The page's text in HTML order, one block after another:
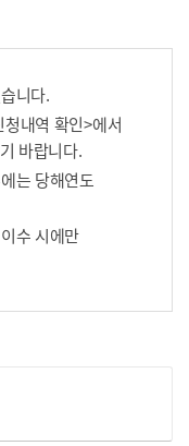
니다.
내역 확인>에서
바랍니다.
는 당해연도
수 시에만